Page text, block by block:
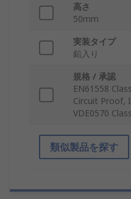
高さ
50mm
実装タイプ
鉛入り
規格 / 承認
EN61558
Circuit Proof,
VDE0570
類似製品を探す